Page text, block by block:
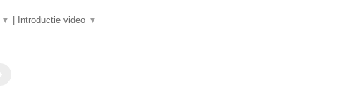
▼ Introductie video ▼